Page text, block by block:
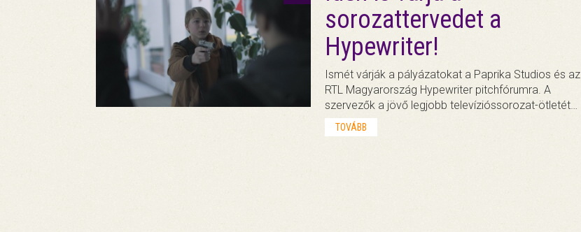
sorozattervedet a
Hypewriter!
Ismét várják a pályázatokat a Paprika Studios és az
RTL Magyarország Hypewriter pitchfórumra. A
szervezők a jövő legjobb televízióssorozat-ötletét…
TOVÁBB